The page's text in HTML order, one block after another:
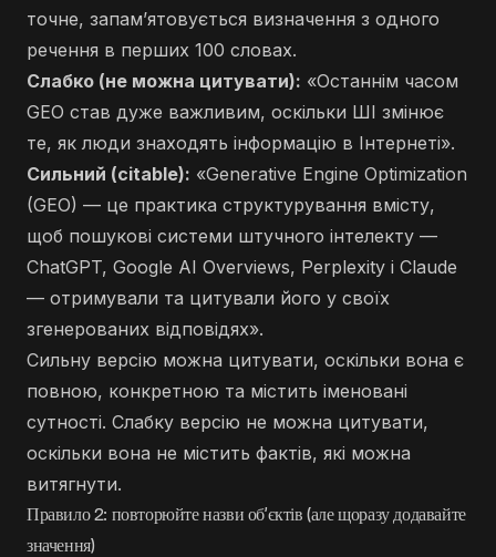
точне, запам’ятовується визначення з одного
речення в перших 100 словах.
Слабко (не можна цитувати): «Останнім часом
GEO став дуже важливим, оскільки ШІ змінює
те, як люди знаходять інформацію в Інтернеті».
Сильний (citable): «Generative Engine Optimization
(GEO) — це практика структурування вмісту,
щоб пошукові системи штучного інтелекту —
ChatGPT, Google AI Overviews, Perplexity і Claude
— отримували та цитували його у своїх
згенерованих відповідях».
Сильну версію можна цитувати, оскільки вона є
повною, конкретною та містить іменовані
сутності. Слабку версію не можна цитувати,
оскільки вона не містить фактів, які можна
витягнути.
Правило 2: повторюйте назви об’єктів (але щоразу додавайте
значення)